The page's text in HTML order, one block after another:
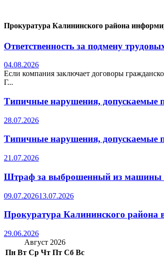
Прокуратура Калининского района
Ответственность за подмену
04.08.2026
Если компания заключает договоры
Г...
Типичные нарушения, допускаемые
28.07.2026
Типичные нарушения, допускаемые
21.07.2026
Штраф за выброшенный из машины
09.07.202613.07.2026
Прокуратура Калининского района
29.06.2026
Август 2026
Пн Вт Ср Чт Пт Сб Вс